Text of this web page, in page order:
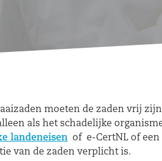
moeten de zaden vrij
als het schadelijke
landeneisen of e-CertNL of een
van de zaden verplicht is.